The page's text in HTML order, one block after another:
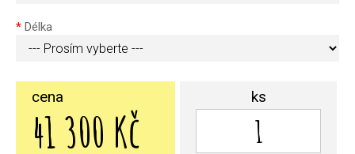
Délka
cena
41 300 Kč
ks